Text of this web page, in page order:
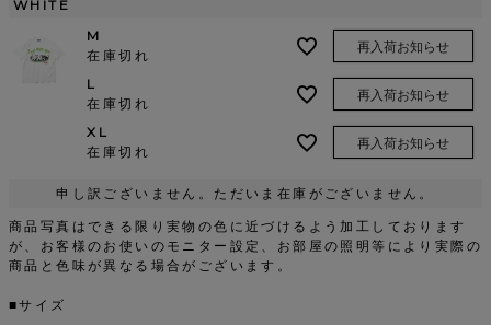
WHITE
M
在庫切れ
再入荷お知らせ
L
在庫切れ
再入荷お知らせ
XL
在庫切れ
再入荷お知らせ
申し訳ございません。ただいま在庫がございません。
商品写真はできる限り実物の色に近づけるよう加工しております
が、お客様のお使いのモニター設定、お部屋の照明等により実際の
商品と色味が異なる場合がございます。
■サイズ